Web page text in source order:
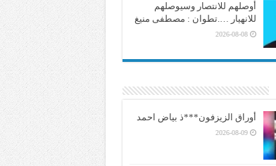
أوصلهم للانتصار وسيوصلهم
للانهيار ….تطوان : مصطفى منيغ
2026-08-08
أوراق الزيزفون***ذ بياض احمد
2026-08-09